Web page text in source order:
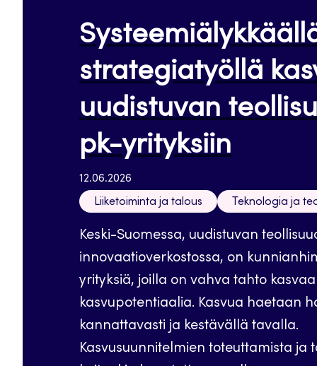
strategiatyöllä
uudistuvan
pk-yrityksiin
12.06.2026
Liiketoiminta ja talous Teknologia ja
Keski-Suomessa, uudistuvan
innovaatioverkostossa, on
yrityksiä, joilla on vahva tahto
kasvupotentiaalia. Kasvua haetaan
kannattavasti ja kestävällä tavalla.
Kasvusuunnitelmien toteuttamista ja